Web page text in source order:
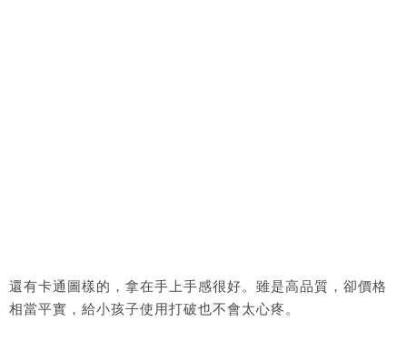
還有卡通圖樣的，拿在手上手感很好。雖是高品質，卻價格
相當平實，給小孩子使用打破也不會太心疼。